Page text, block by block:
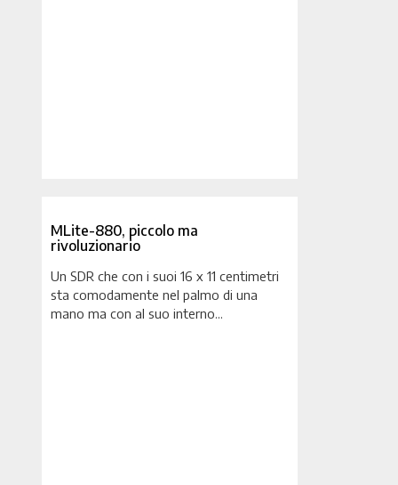
MLite-880, piccolo ma
rivoluzionario
Un SDR che con i suoi 16 x 11 centimetri
sta comodamente nel palmo di una
mano ma con al suo interno...